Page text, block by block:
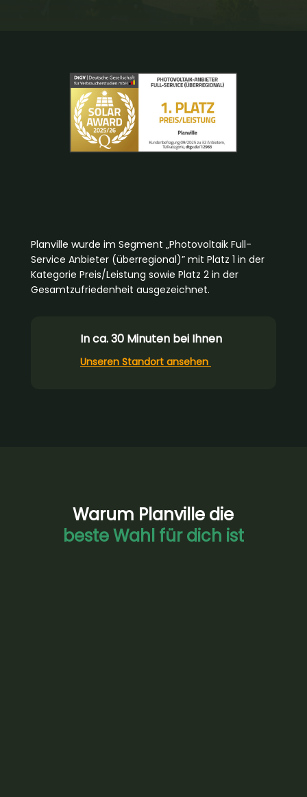
Planville wurde im Segment „Photovoltaik Full-
Service Anbieter (überregional)” mit Platz 1 in der
Kategorie Preis/Leistung sowie Platz 2 in der
Gesamtzufriedenheit ausgezeichnet.
In ca. 30 Minuten bei Ihnen
Unseren Standort ansehen
Warum Planville die
beste Wahl für dich ist